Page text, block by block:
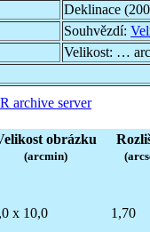
Deklinace
Souhvězdí:
Velikost: …
archive server
obrázku
(arcmin)
x 10,0 1,70